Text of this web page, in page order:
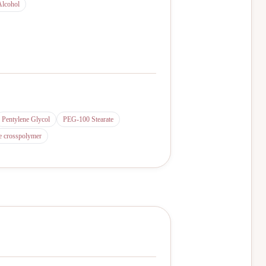
Pentylene Glycol
PEG-100 Stearate
crosspolymer